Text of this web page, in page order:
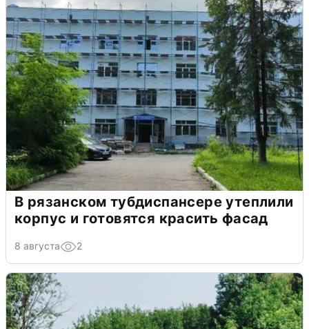
В рязанском тубдиспансере утеплили
корпус и готовятся красить фасад
8 августа 2